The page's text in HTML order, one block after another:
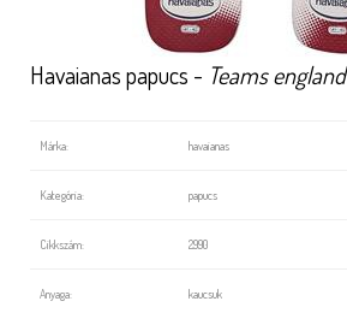
Havaianas papucs - Teams england
Márka: havaianas
Kategória: papucs
Cikkszám: 2990
Anyaga: kaucsuk